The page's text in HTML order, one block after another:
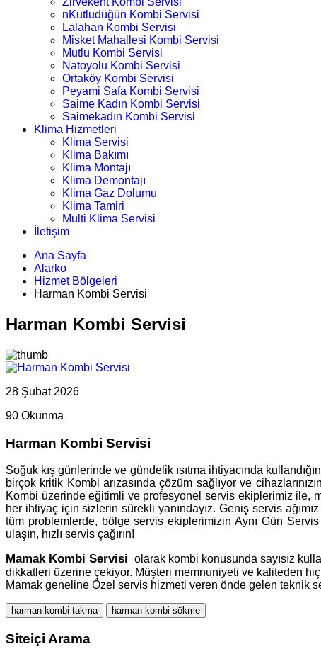
nKutludüğün Kombi Servisi
Lalahan Kombi Servisi
Misket Mahallesi Kombi Servisi
Mutlu Kombi Servisi
Natoyolu Kombi Servisi
Ortaköy Kombi Servisi
Peyami Safa Kombi Servisi
Saime Kadın Kombi Servisi
Saimekadın Kombi Servisi
Klima Hizmetleri
Klima Servisi
Klima Bakımı
Klima Montajı
Klima Demontajı
Klima Gaz Dolumu
Klima Tamiri
Multi Klima Servisi
İletişim
Ana Sayfa
Alarko
Hizmet Bölgeleri
Harman Kombi Servisi
Harman Kombi Servisi
28 Şubat 2026
90 Okunma
Harman Kombi Servisi
Soğuk kış günlerinde ve gündelik ısıtma ihtiyacında
birçok kritik Kombi arızasında çözüm sağlıyor ve
Kombi üzerinde eğitimli ve profesyonel servis ekiplerimiz ile,
her ihtiyaç için sizlerin sürekli yanındayız. Geniş servis
tüm problemlerde, bölge servis ekiplerimizin Aynı Gün
ulaşın, hızlı servis çağırın!
MamakKombi Servisi olarak kombi konusunda sayısız
dikkatleri üzerine çekiyor. Müşteri memnuniyeti ve kaliteden
Mamak geneline Özel servis hizmeti veren önde gelen teknik
harman kombi takma harman kombi sökme
Siteiçi Arama